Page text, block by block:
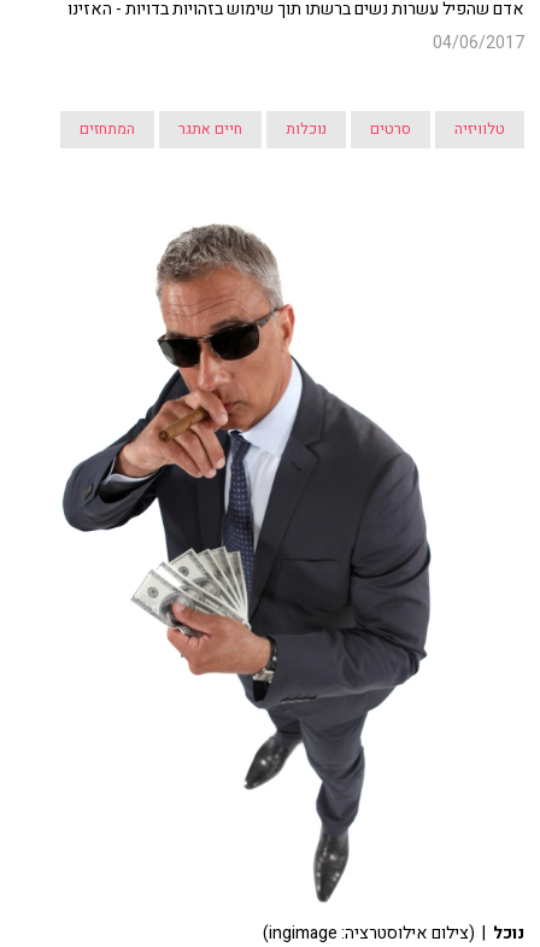
אדם שהפיל עשרות נשים ברשתו תוך שימוש בזהויות בדויות - האזינו
04/06/2017
טלוויזיה סרטים נוכלות חיים אתגר המתחזים
נוכל | (צילום אילוסטרציה: ingimage)